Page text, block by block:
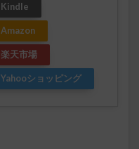
Kindle
Amazon
楽天市場
Yahooショッピング